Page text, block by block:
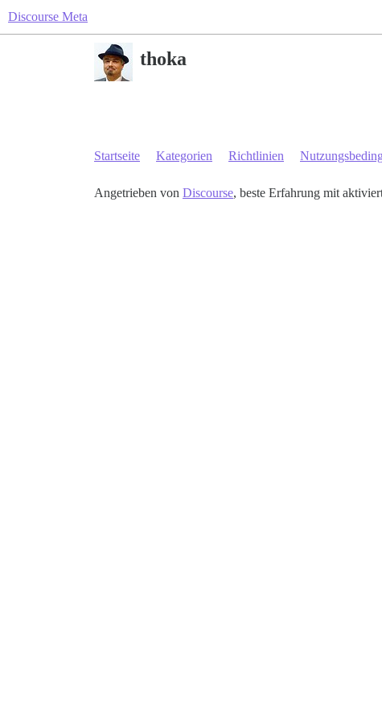
Discourse Meta
thoka
Startseite Kategorien Richtlinien
Angetrieben von Discourse, beste Erfahrung mit